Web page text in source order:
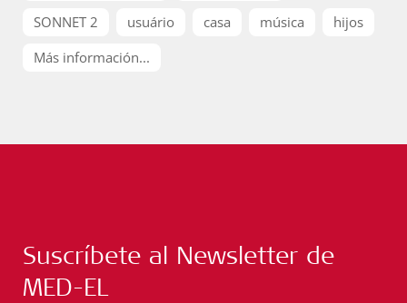
SONNET 2
usuário casa música
hijos
Más información...
Suscríbete al Newsletter de
MED-EL